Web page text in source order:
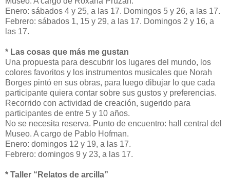
Enero: sábados 4 y 25, a las 17. Domingos 5 y 26, a las 17.
Febrero: sábados 1, 15 y 29, a las 17. Domingos 2 y 16, a
las 17.
* Las cosas que más me gustan
Una propuesta para descubrir los lugares del mundo, los
colores favoritos y los instrumentos musicales que Norah
Borges pintó en sus obras, para luego dibujar lo que cada
participante quiera contar sobre sus gustos y preferencias.
Recorrido con actividad de creación, sugerido para
participantes de entre 5 y 10 años.
No se necesita reserva. Punto de encuentro: hall central del
Museo. A cargo de Pablo Hofman.
Enero: domingos 12 y 19, a las 17.
Febrero: domingos 9 y 23, a las 17.
* Taller “Relatos de arcilla”